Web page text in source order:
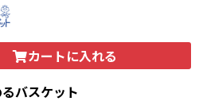
カートに入れる
バスケット